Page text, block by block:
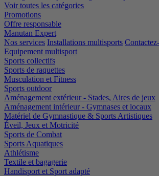
Voir toutes les catégories
Promotions
Offre responsable
Manutan Expert
Nos services Installations multisports
Equipement multisport
Sports collectifs
Sports de raquettes
Musculation et Fitness
Sports outdoor
Aménagement extérieur - Stades, Aires de jeux
Aménagement intérieur - Gymnases et locaux
Matériel de Gymnastique & Sports Artistiques
Éveil, Jeux et Motricité
Sports de Combat
Sports Aquatiques
Athlétisme
Textile et bagagerie
Handisport et Sport adapté